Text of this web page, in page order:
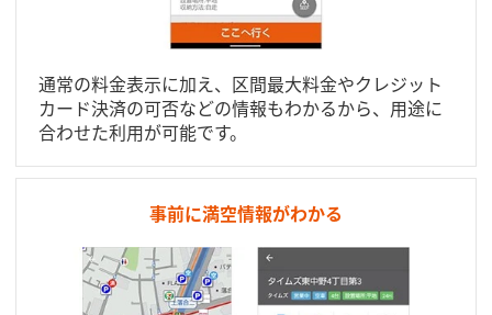
通常の料金表示に加え、区間最大料金やクレジット
カード決済の可否などの情報もわかるから、用途に
合わせた利用が可能です。
事前に満空情報がわかる